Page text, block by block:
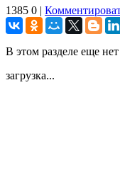
1385 0 |
В этом разделе еще нет
загрузка...